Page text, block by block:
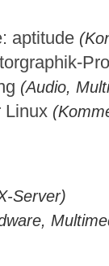
aptitude
(Audio,
Linux
Server)